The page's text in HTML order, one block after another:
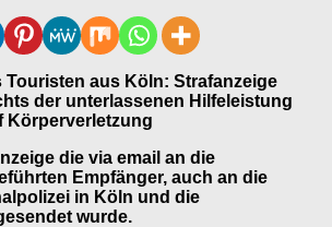
Touristen aus Köln: Strafanzeige
der unterlassenen Hilfeleistung
Körperverletzung
die via email an die
Empfänger, auch an die
in Köln und die
wurde.